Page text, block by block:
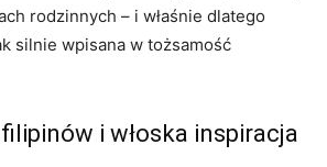
rodzinnych – i właśnie dlatego
silnie wpisana w tożsamość
i włoska inspiracja